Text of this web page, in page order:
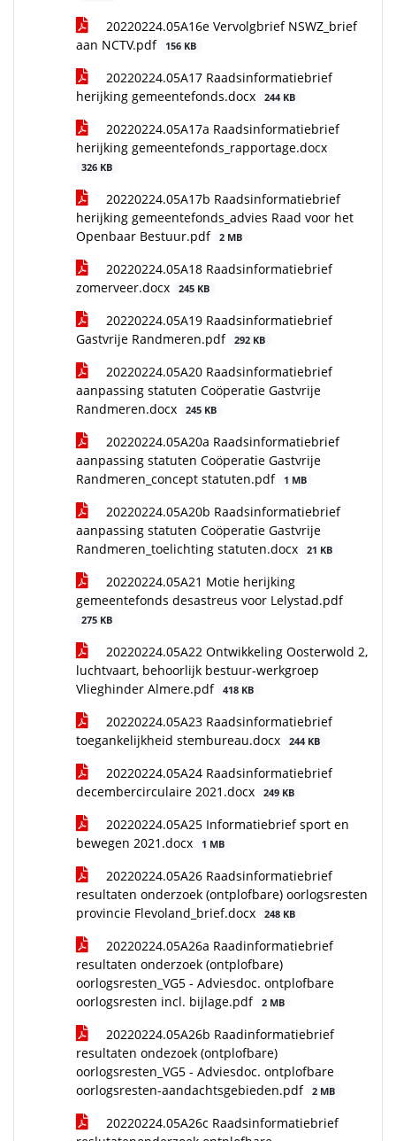
20220224.05A16e Vervolgbrief NSWZ_brief
aan NCTV.pdf
156 KB
20220224.05A17 Raadsinformatiebrief
herijking gemeentefonds.docx
244 KB
20220224.05A17a Raadsinformatiebrief
herijking gemeentefonds_rapportage.docx
326 KB
20220224.05A17b Raadsinformatiebrief
herijking gemeentefonds_advies Raad voor het
Openbaar Bestuur.pdf
2 MB
20220224.05A18 Raadsinformatiebrief
zomerveer.docx
245 KB
20220224.05A19 Raadsinformatiebrief
Gastvrije Randmeren.pdf
292 KB
20220224.05A20 Raadsinformatiebrief
aanpassing statuten Coöperatie Gastvrije
Randmeren.docx
245 KB
20220224.05A20a Raadsinformatiebrief
aanpassing statuten Coöperatie Gastvrije
Randmeren_concept statuten.pdf
1 MB
20220224.05A20b Raadsinformatiebrief
aanpassing statuten Coöperatie Gastvrije
Randmeren_toelichting statuten.docx
21 KB
20220224.05A21 Motie herijking
gemeentefonds desastreus voor Lelystad.pdf
275 KB
20220224.05A22 Ontwikkeling Oosterwold 2,
luchtvaart, behoorlijk bestuur-werkgroep
Vlieghinder Almere.pdf
418 KB
20220224.05A23 Raadsinformatiebrief
toegankelijkheid stembureau.docx
244 KB
20220224.05A24 Raadsinformatiebrief
decembercirculaire 2021.docx
249 KB
20220224.05A25 Informatiebrief sport en
bewegen 2021.docx
1 MB
20220224.05A26 Raadsinformatiebrief
resultaten onderzoek (ontplofbare) oorlogsresten
provincie Flevoland_brief.docx
248 KB
20220224.05A26a Raadinformatiebrief
resultaten onderzoek (ontplofbare)
oorlogsresten_VG5 - Adviesdoc. ontplofbare
oorlogsresten incl. bijlage.pdf
2 MB
20220224.05A26b Raadinformatiebrief
resultaten ondezoek (ontplofbare)
oorlogsresten_VG5 - Adviesdoc. ontplofbare
oorlogsresten-aandachtsgebieden.pdf
2 MB
20220224.05A26c Raadsinformatiebrief